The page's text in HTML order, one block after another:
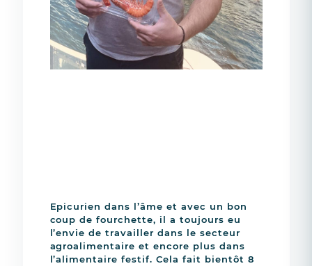
Epicurien dans l’âme et avec un bon
coup de fourchette, il a toujours eu
l’envie de travailler dans le secteur
agroalimentaire et encore plus dans
l’alimentaire festif. Cela fait bientôt 8